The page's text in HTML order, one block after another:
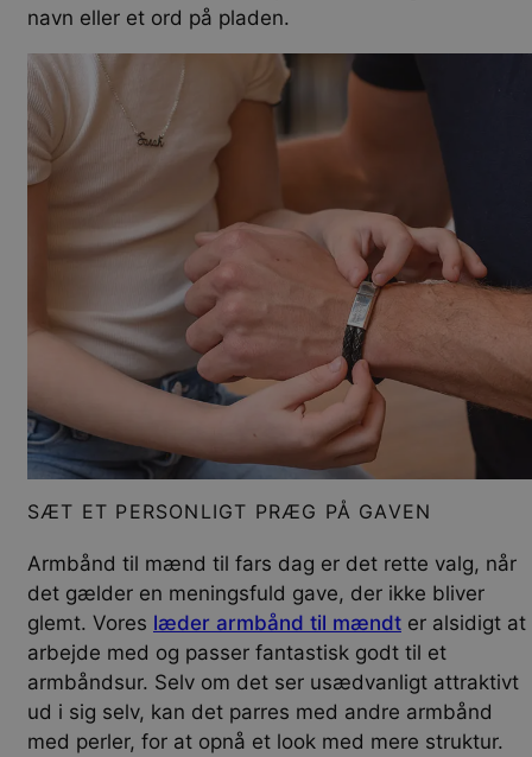
navn eller et ord på pladen.
SÆT ET PERSONLIGT PRÆG PÅ GAVEN
Armbånd til mænd til fars dag er det rette valg, når
det gælder en meningsfuld gave, der ikke bliver
glemt. Vores læder armbånd til mændt er alsidigt at
arbejde med og passer fantastisk godt til et
armbåndsur. Selv om det ser usædvanligt attraktivt
ud i sig selv, kan det parres med andre armbånd
med perler, for at opnå et look med mere struktur.